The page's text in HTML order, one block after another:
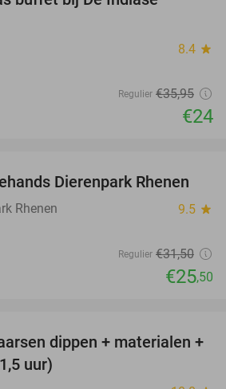
8.4 star
Regulier €35,95
€24
19%
Dierenpark Rhenen
Rhenen 9.5 star
Regulier €31,50
€25,50
50%
dippen + materialen +
uur)